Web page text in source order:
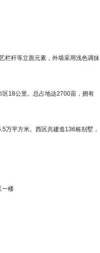
杆等立面元素，外墙采用浅色调抹
18公里。总占地达2700亩，拥有
平方米。西区共建造136栋别墅，
一楼